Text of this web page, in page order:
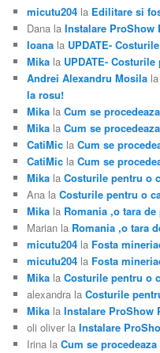
micutu204 la Edilitare si
Dana laInstalare ProShow
Ioana la UPDATE-
Mika la UPDATE-
Andrei Alexandru Mosila la
la rosu!
Mika laCum se
Mika laCum se
CatiMic laCum se
CatiMic laCum se
Mika laCosturile pentru o
Ana laCosturile pentru o
Mika la Romania ,o tara de
Marian la Romania ,o tara
micutu204 la Fosta
micutu204 la Fosta
Mika laCosturile pentru o
alexandra laCosturile
Mika laInstalare ProShow
oli oliver laInstalare
Irina laCum se